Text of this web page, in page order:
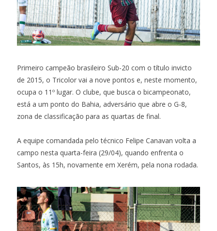
Primeiro campeão brasileiro Sub-20 com o título invicto
de 2015, o Tricolor vai a nove pontos e, neste momento,
ocupa o 11º lugar. O clube, que busca o bicampeonato,
está a um ponto do Bahia, adversário que abre o G-8,
zona de classificação para as quartas de final.
A equipe comandada pelo técnico Felipe Canavan volta a
campo nesta quarta-feira (29/04), quando enfrenta o
Santos, às 15h, novamente em Xerém, pela nona rodada.